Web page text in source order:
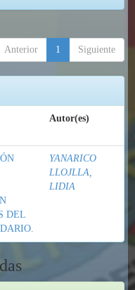
Anterior 1 Siguiente
Autor(es)
DEL
YANARICO
LLOJLLA,
LIDIA